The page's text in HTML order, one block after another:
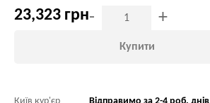
23,323 грн- +
Купити